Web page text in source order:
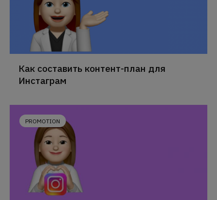
Как составить контент-план для
Инстаграм
PROMOTION